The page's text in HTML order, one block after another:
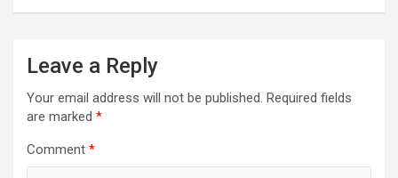
Leave a Reply
Your email address will not be published. Required fields
are marked *
Comment *